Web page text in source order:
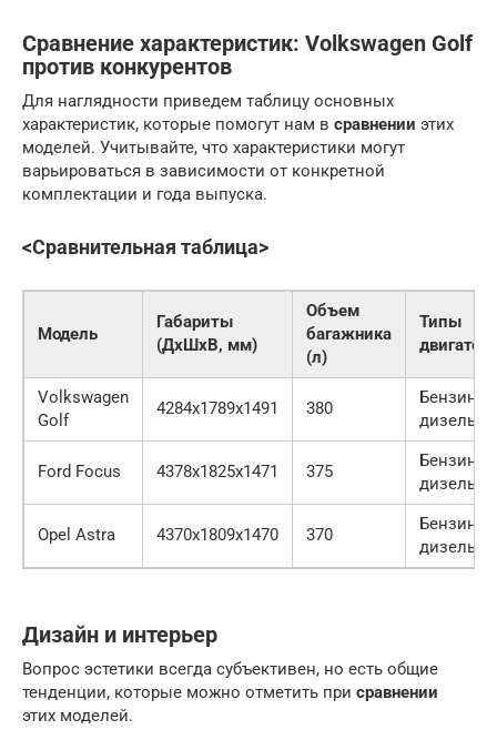
Сравнение характеристик: Volkswagen Golf
против конкурентов
Для наглядности приведем таблицу основных
характеристик, которые помогут нам в сравнении этих
моделей. Учитывайте, что характеристики могут
варьироваться в зависимости от конкретной
комплектации и года выпуска.
<Сравнительная таблица>
Модель
Габариты
(ДxШxВ, мм)
Объем
багажника
(л)
Типы
Volkswagen
Golf
4284x1789x1491 380
Ford Focus 4378x1825x1471 375
Opel Astra 4370x1809x1470 370
Дизайн и интерьер
Вопрос эстетики всегда субъективен, но есть общие
тенденции, которые можно отметить при сравнении
этих моделей.